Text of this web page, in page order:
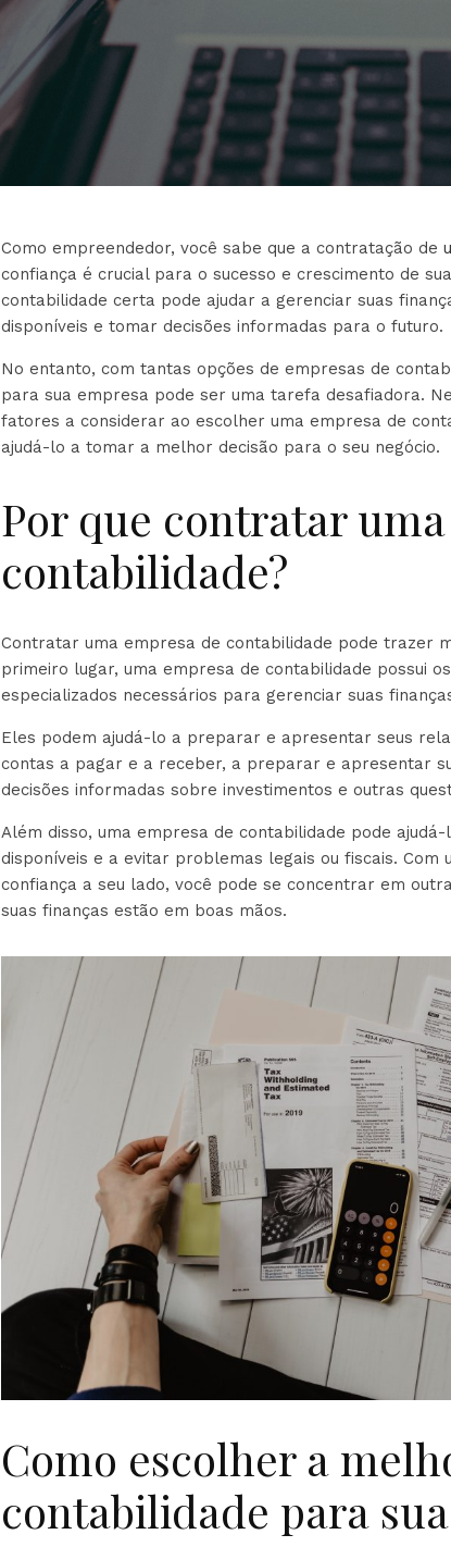
Como empreendedor, você sabe que a contratação de
confiança é crucial para o sucesso e crescimento de
contabilidade certa pode ajudar a gerenciar suas
disponíveis e tomar decisões informadas para o futuro.
No entanto, com tantas opções de empresas de
para sua empresa pode ser uma tarefa desafiadora.
fatores a considerar ao escolher uma empresa de
ajudá-lo a tomar a melhor decisão para o seu negócio.
Por que contratar
contabilidade?
Contratar uma empresa de contabilidade pode trazer
primeiro lugar, uma empresa de contabilidade possui
especializados necessários para gerenciar suas
Eles podem ajudá-lo a preparar e apresentar seus
contas a pagar e a receber, a preparar e apresentar
decisões informadas sobre investimentos e outras
Além disso, uma empresa de contabilidade pode
disponíveis e a evitar problemas legais ou fiscais. Com
confiança a seu lado, você pode se concentrar em
suas finanças estão em boas mãos.
Como escolher a
contabilidade para